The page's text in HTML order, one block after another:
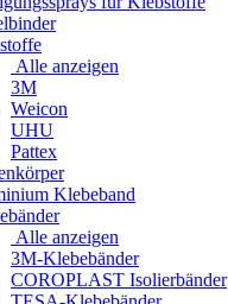
Alle anzeigen
3M
Weicon
UHU
Pattex
Klebeband
Alle anzeigen
3M-Klebebänder
COROPLAST Isolierbänder